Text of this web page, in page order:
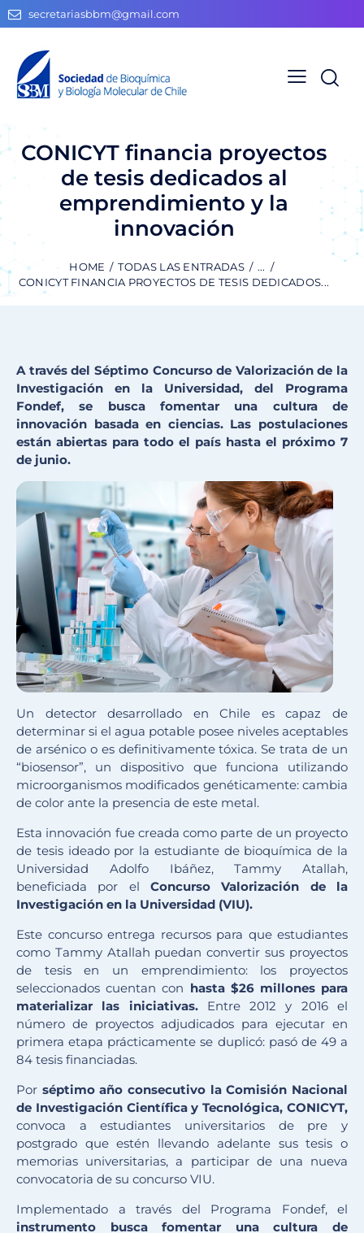
secretariasbbm@gmail.com
CONICYT financia proyectos
de tesis dedicados al
emprendimiento y la
innovación
HOME TODAS LAS ENTRADAS
...
CONICYT FINANCIA PROYECTOS DE TESIS DEDICADOS...
A través del Séptimo Concurso de Valorización de la
Investigación en la Universidad, del Programa
Fondef, se busca fomentar una cultura de
innovación basada en ciencias. Las postulaciones
están abiertas para todo el país hasta el próximo 7
de junio.
Un detector desarrollado en Chile es capaz de
determinar si el agua potable posee niveles aceptables
de arsénico o es definitivamente tóxica. Se trata de un
“biosensor”, un dispositivo que funciona utilizando
microorganismos modificados genéticamente: cambia
de color ante la presencia de este metal.
Esta innovación fue creada como parte de un proyecto
de tesis ideado por la estudiante de bioquímica de la
Universidad Adolfo Ibáñez, Tammy Atallah,
beneficiada por el Concurso Valorización de la
Investigación en la Universidad (VIU).
Este concurso entrega recursos para que estudiantes
como Tammy Atallah puedan convertir sus proyectos
de tesis en un emprendimiento: los proyectos
seleccionados cuentan con hasta $26 millones para
materializar las iniciativas. Entre 2012 y 2016 el
número de proyectos adjudicados para ejecutar en
primera etapa prácticamente se duplicó: pasó de 49 a
84 tesis financiadas.
Por séptimo año consecutivo la Comisión Nacional
de Investigación Científica y Tecnológica, CONICYT,
convoca a estudiantes universitarios de pre y
postgrado que estén llevando adelante sus tesis o
memorias universitarias, a participar de una nueva
convocatoria de su concurso VIU.
Implementado a través del Programa Fondef, el
instrumento busca fomentar una cultura de